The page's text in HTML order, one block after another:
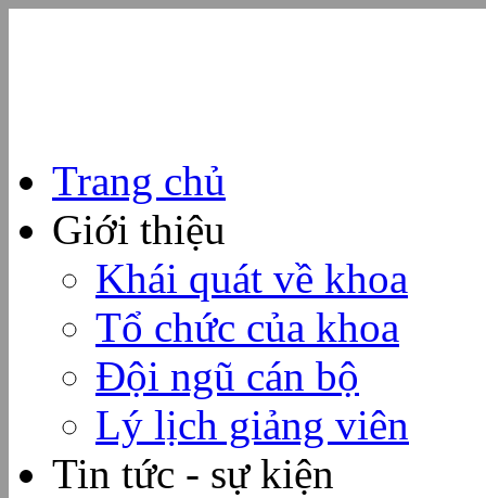
Trang chủ
Giới thiệu
Khái quát về khoa
Tổ chức của khoa
Đội ngũ cán bộ
Lý lịch giảng viên
Tin tức - sự kiện